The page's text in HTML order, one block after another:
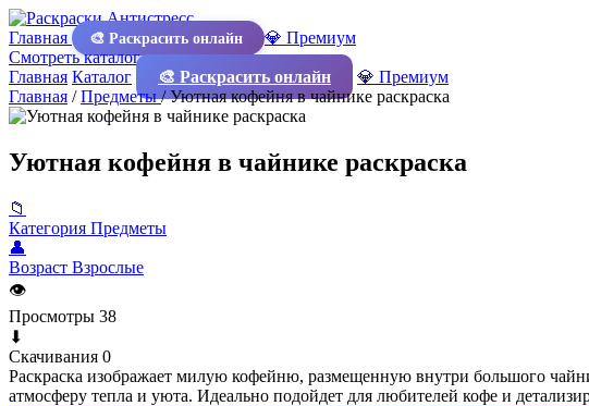
Главная 🎨 Раскрасить онлайн
💎 Премиум
Смотреть каталог
Главная Каталог 🎨 Раскрасить онлайн
💎 Премиум
Главная /Предметы/Уютная кофейня в чайнике раскраска
Уютная кофейня в чайнике раскраска
📁
Категория Предметы
👤
Возраст Взрослые
👁
Просмотры 38
⬇
Скачивания 0
Раскраска изображает милую кофейню, размещенную внутри большого
атмосферу тепла и уюта. Идеально подойдет для любителей кофе и